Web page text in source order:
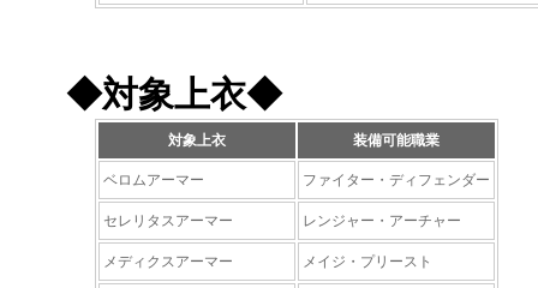
◆対象上衣◆
対象上衣 装備可能職業
ベロムアーマー ファイター・ディフェンダー
セレリタスアーマー レンジャー・アーチャー
メディクスアーマー メイジ・プリースト